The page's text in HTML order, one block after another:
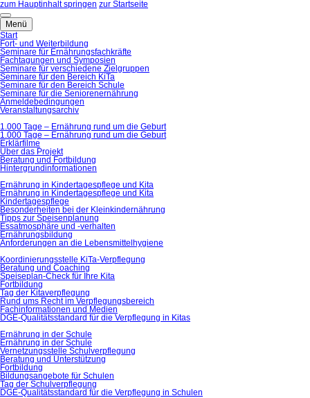
zum Hauptinhalt springen zur Startseite
Menü
Start
Fort- und Weiterbildung
Seminare für Ernährungsfachkräfte
Fachtagungen und Symposien
Seminare für verschiedene Zielgruppen
Seminare für den Bereich KiTa
Seminare für den Bereich Schule
Seminare für die Seniorenernährung
Anmeldebedingungen
Veranstaltungsarchiv
1.000 Tage – Ernährung rund um die Geburt
1.000 Tage – Ernährung rund um die Geburt
Erklärfilme
Über das Projekt
Beratung und Fortbildung
Hintergrundinformationen
Ernährung in Kindertagespflege und Kita
Ernährung in Kindertagespflege und Kita
Kindertagespflege
Besonderheiten bei der Kleinkindernährung
Tipps zur Speisenplanung
Essatmosphäre und -verhalten
Ernährungsbildung
Anforderungen an die Lebensmittelhygiene
Koordinierungsstelle KiTa-Verpflegung
Beratung und Coaching
Speiseplan-Check für Ihre Kita
Fortbildung
Tag der Kitaverpflegung
Rund ums Recht im Verpflegungsbereich
Fachinformationen und Medien
DGE-Qualitätsstandard für die Verpflegung in Kitas
Ernährung in der Schule
Ernährung in der Schule
Vernetzungsstelle Schulverpflegung
Beratung und Unterstützung
Fortbildung
Bildungsangebote für Schulen
Tag der Schulverpflegung
DGE-Qualitätsstandard für die Verpflegung in Schulen